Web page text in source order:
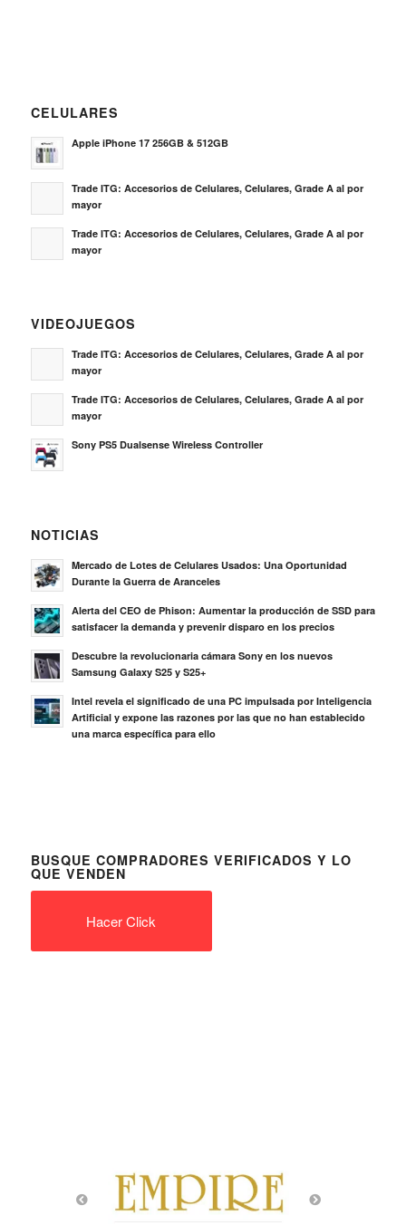
CELULARES
Apple iPhone 17 256GB & 512GB
Trade ITG: Accesorios de Celulares, Celulares, Grade A al por
mayor
Trade ITG: Accesorios de Celulares, Celulares, Grade A al por
mayor
VIDEOJUEGOS
Trade ITG: Accesorios de Celulares, Celulares, Grade A al por
mayor
Trade ITG: Accesorios de Celulares, Celulares, Grade A al por
mayor
Sony PS5 Dualsense Wireless Controller
NOTICIAS
Mercado de Lotes de Celulares Usados: Una Oportunidad
Durante la Guerra de Aranceles
Alerta del CEO de Phison: Aumentar la producción de SSD para
satisfacer la demanda y prevenir disparo en los precios
Descubre la revolucionaria cámara Sony en los nuevos
Samsung Galaxy S25 y S25+
Intel revela el significado de una PC impulsada por Inteligencia
Artificial y expone las razones por las que no han establecido
una marca específica para ello
BUSQUE COMPRADORES VERIFICADOS Y LO
QUE VENDEN
Hacer Click